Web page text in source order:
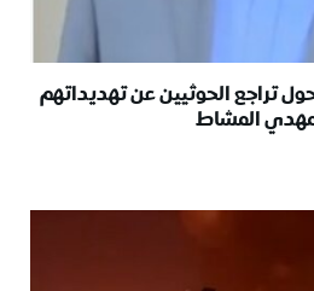
تراجع الحوثيين عن تهديداتهم
المشاط